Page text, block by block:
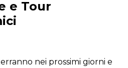
e Tour
nei prossimi giorni e